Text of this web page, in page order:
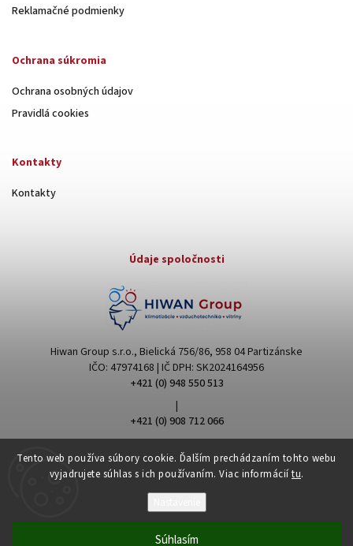
Tento web používa súbory cookie. Ďalším prechádzaním tohto webu
vyjadrujete súhlas s ich používaním. Viac informácií tu.
Súhlasím
Reklamačné podmienky
Ochrana súkromia
Ochrana osobných údajov
Pravidlá cookies
Kontakty
Kontakty
Údaje spoločnosti
Hiwan Group s.r.o., Bielická 756/86, 958 04 Partizánske
IČO: 47974168 | IČ DPH: SK2024164956
+421 (0) 948 550 513
|
+421 (0) 908 712 066
hiwangroup@hiwangroup.com